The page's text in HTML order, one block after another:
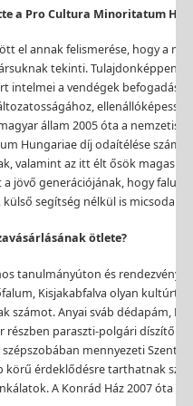
a Pro Cultura Minoritatum
el annak felismerése, hogy a
tekinti. Tulajdonképpen
intelmei a vendégek
ellenállók
állam 2005 óta a
Hungariae díj odaítélése
valamint az itt élt ősökmagas
jövő generációjának, hogy falusi
külső segítség nélkül is micsoda
ötlete?
tanulmányúton és
Kisjakabfalva olyan
számot. Anyai sváb dédapám,
részben paraszti-polgári díszítő
mennyezeti
körű érdeklődésre tarthatnak
A Konrád Ház 2007 óta